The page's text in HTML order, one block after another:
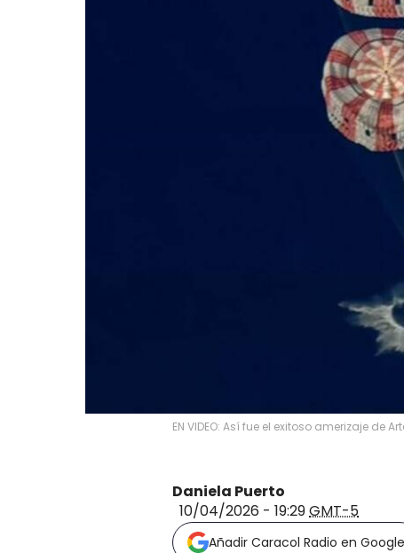
EN VIDEO: Así fue el exitoso amerizaje de
Daniela Puerto
10/04/2026 - 19:29GMT-5
Añadir Caracol Radio en Google